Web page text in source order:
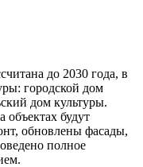
до 2030 года, в
городской дом
дом культуры.
объектах будут
обновлены фасады,
полное